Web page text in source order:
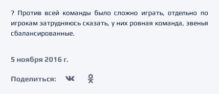
? Против всей команды было сложно играть, отдельно по
игрокам затрудняюсь сказать, у них ровная команда, звенья
сбалансированные.
5 ноября 2016 г.
Поделиться: